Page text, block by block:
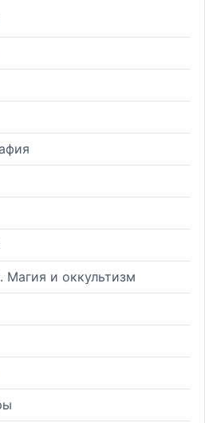
Магия и оккультизм